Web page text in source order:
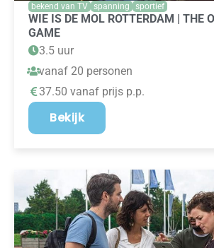
bekend van TV spanning sportief
WIE IS DE MOL ROTTERDAM | THE
GAME
3.5 uur
vanaf 20 personen
37.50 vanaf prijs p.p.
Bekijk